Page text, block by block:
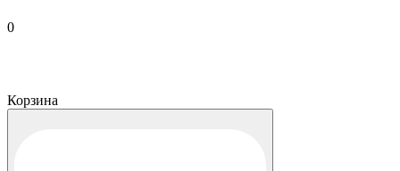
0
Корзина